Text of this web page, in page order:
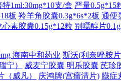
特1ml:30mg*10支/盒 严量0.5g*15
板 羚羊角胶囊0.3g*6s*2板 通便
心素胶囊0.15g*12粒 别嘌醇片
海南中和药业 斯沃(利奈唑胺
宁） 威麦宁胶囊 明乐胶囊 芪珍
（威凡） 庆鸿牌(宫瘤清片) 臌症